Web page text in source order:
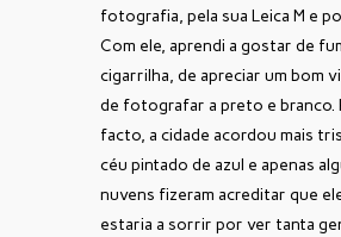
fotografia, pela sua Leica M e
Com ele, aprendi a gostar de
cigarrilha, de apreciar um bom
de fotografar a preto e branco.
facto, a cidade acordou mais
céu pintado de azul e apenas
nuvens fizeram acreditar que
estaria a sorrir por ver tanta